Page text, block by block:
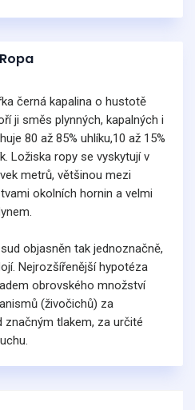
Ropa
černá kapalina o hustotě
ji směs plynných, kapalných i
80 až 85% uhlíku,10 až 15%
Ložiska ropy se vyskytují v
metrů, většinou mezi
okolních hornin a velmi
objasněn tak jednoznačně,
Nejrozšířenější hypotéza
obrovského množství
(živočichů) za
značným tlakem, za určité